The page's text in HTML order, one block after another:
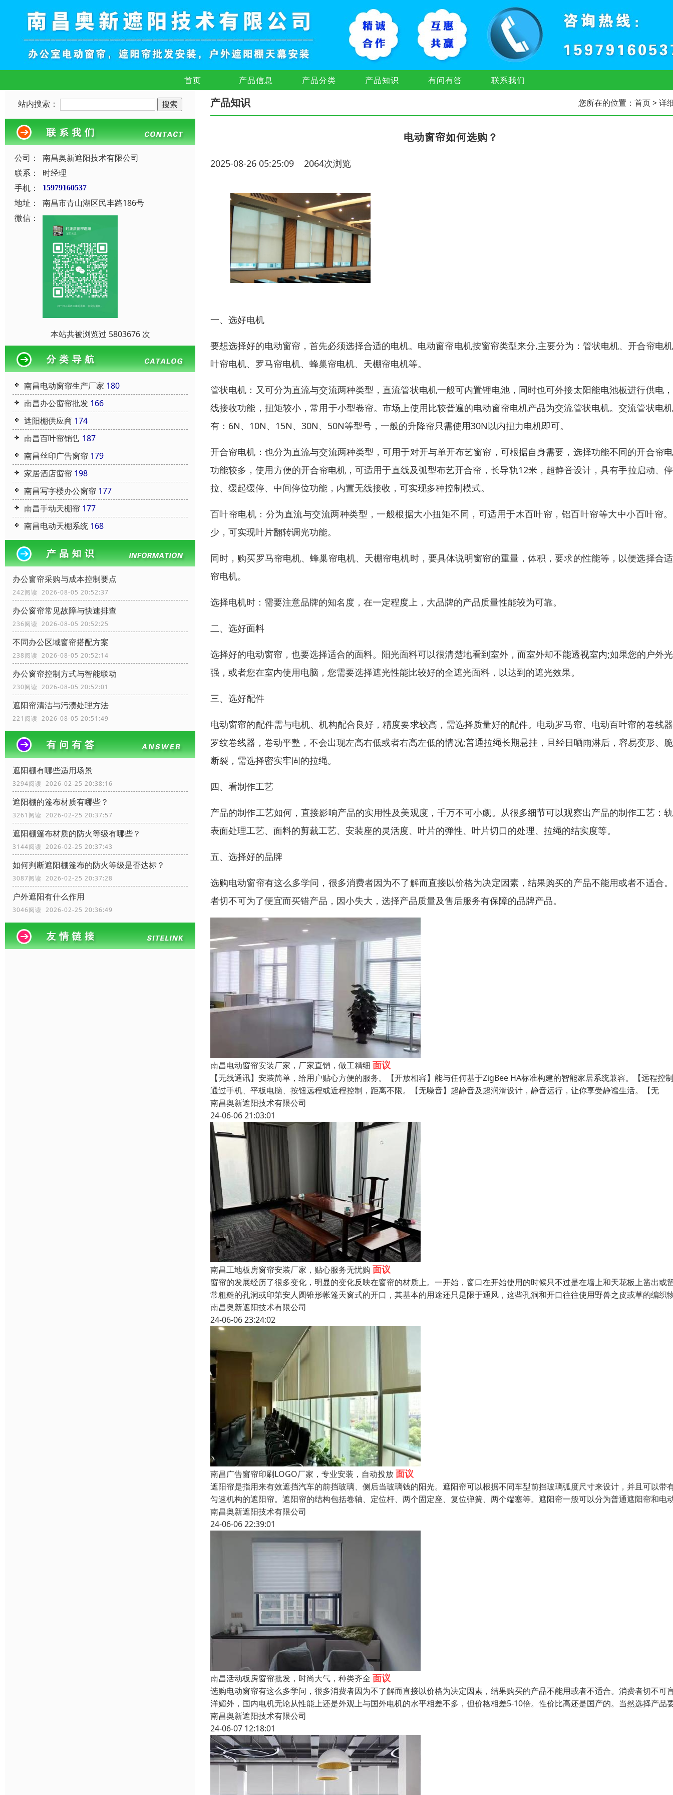
首页 产品信息 产品分类 产品知识 有问有答 联系我们
站内搜索：
公司：
南昌奥新遮阳技术有限公司
联系：
时经理
手机：
15979160537
地址：
南昌市青山湖区民丰路186号
微信：
本站共被浏览过 5803676 次
南昌电动窗帘生产厂家 180
南昌办公窗帘批发 166
遮阳棚供应商 174
南昌百叶帘销售 187
南昌丝印广告窗帘 179
家居酒店窗帘 198
南昌写字楼办公窗帘 177
南昌手动天棚帘 177
南昌电动天棚系统 168
办公窗帘采购与成本控制要点
242阅读 2026-08-05 20:52:37
办公窗帘常见故障与快速排查
236阅读 2026-08-05 20:52:25
不同办公区域窗帘搭配方案
238阅读 2026-08-05 20:52:14
办公窗帘控制方式与智能联动
230阅读 2026-08-05 20:52:01
遮阳帘清洁与污渍处理方法
221阅读 2026-08-05 20:51:49
遮阳棚有哪些适用场景
3294阅读 2026-02-25 20:38:16
遮阳棚的篷布材质有哪些？
3261阅读 2026-02-25 20:37:57
遮阳棚篷布材质的防火等级有哪些？
3144阅读 2026-02-25 20:37:43
如何判断遮阳棚篷布的防火等级是否达标？
3087阅读 2026-02-25 20:37:28
户外遮阳有什么作用
3046阅读 2026-02-25 20:36:49
产品知识 您所在的位置： 首页> 详
电动窗帘如何选购？
2025-08-26 05:25:09 2064次浏览
一、选好电机
要想选择好的电动窗帘，首先必须选择合适的电机。电动窗帘电机按窗帘类型来分,主要分为：管状电机、开合帘电
叶帘电机、罗马帘电机、蜂巢帘电机、天棚帘电机等。
管状电机：又可分为直流与交流两种类型，直流管状电机一般可内置锂电池，同时也可外接太阳能电池板进行供电
线接收功能，扭矩较小，常用于小型卷帘。市场上使用比较普遍的电动窗帘电机产品为交流管状电机。交流管状电
有：6N、10N、15N、30N、50N等型号，一般的升降帘只需使用30N以内扭力电机即可。
开合帘电机：也分为直流与交流两种类型，可用于对开与单开布艺窗帘，可根据自身需要，选择功能不同的开合帘
功能较多，使用方便的开合帘电机，可适用于直线及弧型布艺开合帘，长导轨12米，超静音设计，具有手拉启动、
拉、缓起缓停、中间停位功能，内置无线接收，可实现多种控制模式。
百叶帘电机：分为直流与交流两种类型，一般根据大小扭矩不同，可适用于木百叶帘，铝百叶帘等大中小百叶帘
少，可实现叶片翻转调光功能。
同时，购买罗马帘电机、蜂巢帘电机、天棚帘电机时，要具体说明窗帘的重量，体积，要求的性能等，以便选择合
帘电机。
选择电机时：需要注意品牌的知名度，在一定程度上，大品牌的产品质量性能较为可靠。
二、选好面料
选择好的电动窗帘，也要选择适合的面料。阳光面料可以很清楚地看到室外，而室外却不能透视室内;如果您的户外
强，或者您在室内使用电脑，您需要选择遮光性能比较好的全遮光面料，以达到的遮光效果。
三、选好配件
电动窗帘的配件需与电机、机构配合良好，精度要求较高，需选择质量好的配件。电动罗马帘、电动百叶帘的卷线
罗纹卷线器，卷动平整，不会出现左高右低或者右高左低的情况;普通拉绳长期悬挂，且经日晒雨淋后，容易变形、
断裂，需选择密实牢固的拉绳。
四、看制作工艺
产品的制作工艺如何，直接影响产品的实用性及美观度，千万不可小觑。从很多细节可以观察出产品的制作工艺：
表面处理工艺、面料的剪裁工艺、安装座的灵活度、叶片的弹性、叶片切口的处理、拉绳的结实度等。
五、选择好的品牌
选购电动窗帘有这么多学问，很多消费者因为不了解而直接以价格为决定因素，结果购买的产品不能用或者不适合
者切不可为了便宜而买错产品，因小失大，选择产品质量及售后服务有保障的品牌产品。
南昌电动窗帘安装厂家，厂家直销，做工精细 面议
【无线通讯】安装简单，给用户贴心方便的服务。【开放相容】能与任何基于ZigBee HA标准构建的智能家居系统兼容。【远程控
通过手机、平板电脑、按钮远程或近程控制，距离不限。【无噪音】超静音及超润滑设计，静音运行，让你享受静谧生活。【无
南昌奥新遮阳技术有限公司
24-06-06 21:03:01
南昌工地板房窗帘安装厂家，贴心服务无忧购 面议
窗帘的发展经历了很多变化，明显的变化反映在窗帘的材质上。一开始，窗口在开始使用的时候只不过是在墙上和天花板上凿出或
常粗糙的孔洞或印第安人圆锥形帐篷天窗式的开口，其基本的用途还只是限于通风，这些孔洞和开口往往使用野兽之皮或草的编织
南昌奥新遮阳技术有限公司
24-06-06 23:24:02
南昌广告窗帘印刷LOGO厂家，专业安装，自动投放面议
遮阳帘是指用来有效遮挡汽车的前挡玻璃、侧后当玻璃钱的阳光。遮阳帘可以根据不同车型前挡玻璃弧度尺寸来设计，并且可以带
匀速机构的遮阳帘。遮阳帘的结构包括卷轴、定位杆、两个固定座、复位弹簧、两个端塞等。遮阳帘一般可以分为普通遮阳帘和电
南昌奥新遮阳技术有限公司
24-06-06 22:39:01
南昌活动板房窗帘批发，时尚大气，种类齐全 面议
选购电动窗帘有这么多学问，很多消费者因为不了解而直接以价格为决定因素，结果购买的产品不能用或者不适合。消费者切不可
洋媚外，国内电机无论从性能上还是外观上与国外电机的水平相差不多，但价格相差5-10倍。性价比高还是国产的。当然选择产品
南昌奥新遮阳技术有限公司
24-06-07 12:18:01